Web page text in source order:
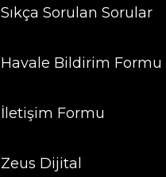
Sıkça Sorulan Sorular
Havale Bildirim Formu
İletişim Formu
Zeus Dijital